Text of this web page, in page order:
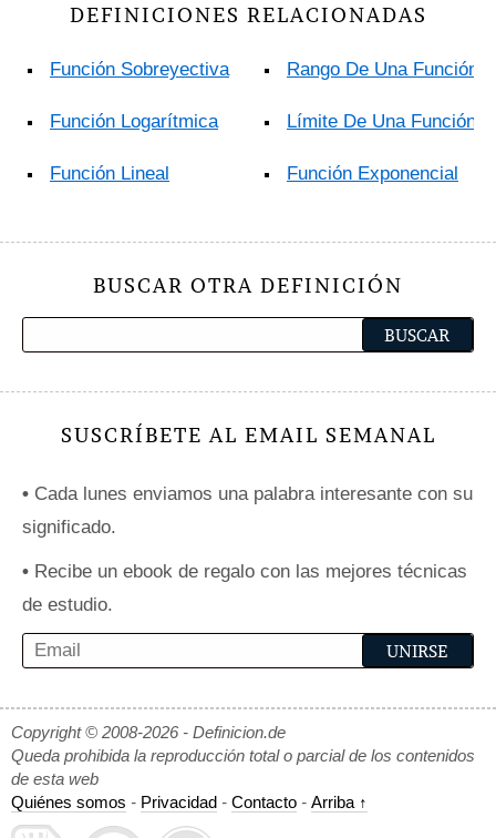
DEFINICIONES RELACIONADAS
Función Sobreyectiva
Función Logarítmica
Función Lineal
Rango De Una Función
Límite De Una Función
Función Exponencial
BUSCAR OTRA DEFINICIÓN
SUSCRÍBETE AL EMAIL SEMANAL
• Cada lunes enviamos una palabra interesante con su
significado.
• Recibe un ebook de regalo con las mejores técnicas
de estudio.
Copyright © 2008-2026 - Definicion.de
Queda prohibida la reproducción total o parcial de los contenidos
de esta web
Quiénes somos - Privacidad - Contacto - Arriba ↑